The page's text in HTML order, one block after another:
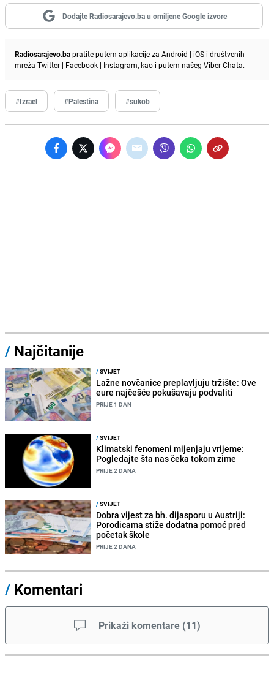
Dodajte Radiosarajevo.ba u omiljene Google izvore
Radiosarajevo.bapratite putem aplikacije za Android | iOS i društvenih
mreža Twitter | Facebook | Instagram, kao i putem našeg ViberChata.
#Izrael #Palestina #sukob
/ Najčitanije
/SVIJET
Lažne novčanice preplavljuju tržište: Ove
eure najčešće pokušavaju podvaliti
PRIJE 1 DAN
/SVIJET
Klimatski fenomeni mijenjaju vrijeme:
Pogledajte šta nas čeka tokom zime
PRIJE 2 DANA
/SVIJET
Dobra vijest za bh. dijasporu u Austriji:
Porodicama stiže dodatna pomoć pred
početak škole
PRIJE 2 DANA
/ Komentari
Prikaži komentare (11)